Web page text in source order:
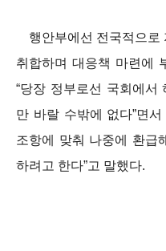
행안부에선 전국적으로
취합하며 대응책 마련에
“당장 정부로선 국회에서
만 바랄 수밖에 없다”면
조항에 맞춰 나중에 환급
하려고 한다”고 말했다.